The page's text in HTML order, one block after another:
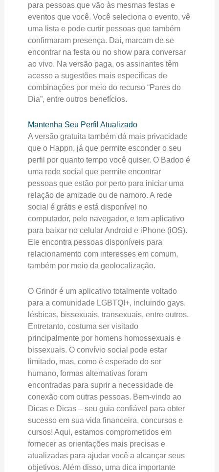
para pessoas que vão às mesmas festas e
eventos que você. Você seleciona o evento, vê
uma lista e pode curtir pessoas que também
confirmaram presença. Daí, marcam de se
encontrar na festa ou no show para conversar
ao vivo. Na versão paga, os assinantes têm
acesso a sugestões mais específicas de
combinações por meio do recurso “Pares do
Dia”, entre outros benefícios.
Mantenha Seu Perfil Atualizado
A versão gratuita também dá mais privacidade
que o Happn, já que permite esconder o seu
perfil por quanto tempo você quiser. O Badoo é
uma rede social que permite encontrar
pessoas que estão por perto para iniciar uma
relação de amizade ou de namoro. A rede
social é grátis e está disponível no
computador, pelo navegador, e tem aplicativo
para baixar no celular Android e iPhone (iOS).
Ele encontra pessoas disponíveis para
relacionamento com interesses em comum,
também por meio da geolocalização.
O Grindr é um aplicativo totalmente voltado
para a comunidade LGBTQI+, incluindo gays,
lésbicas, bissexuais, transexuais, entre outros.
Entretanto, costuma ser visitado
principalmente por homens homossexuais e
bissexuais. O convívio social pode estar
limitado, mas, como é esperado do ser
humano, formas alternativas foram
encontradas para suprir a necessidade de
conexão com outras pessoas. Bem-vindo ao
Dicas e Dicas – seu guia confiável para obter
sucesso em sua vida financeira, concursos e
cursos! Aqui, estamos comprometidos em
fornecer as orientações mais precisas e
atualizadas para ajudar você a alcançar seus
objetivos. Além disso, uma dica importante